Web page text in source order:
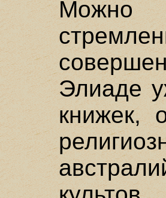
Можно
Элиаде
книжек,